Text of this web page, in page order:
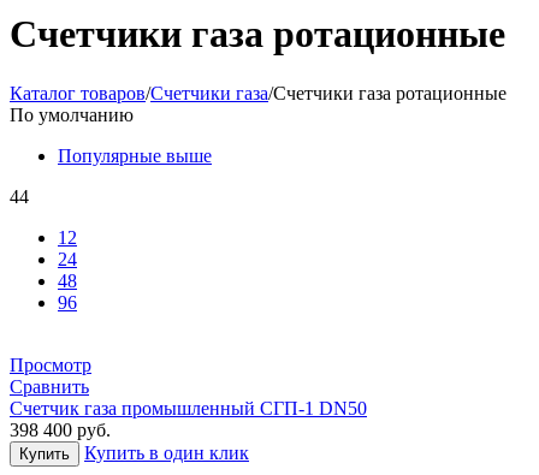
Счетчики газа ротационные
Каталог товаров/Счетчики газа/Счетчики газа ротационные
По умолчанию
Популярные выше
44
12
24
48
96
Просмотр
Сравнить
Счетчик газа промышленный СГП-1 DN50
398 400 руб.
Купить Купить в один клик